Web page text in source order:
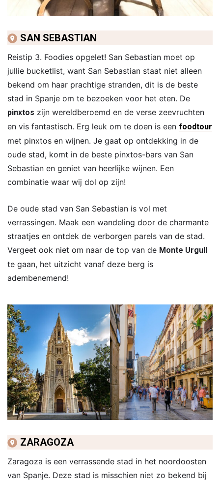
SAN SEBASTIAN
Reistip 3. Foodies opgelet! San Sebastian moet op
jullie bucketlist, want San Sebastian staat niet alleen
bekend om haar prachtige stranden, dit is de beste
stad in Spanje om te bezoeken voor het eten. De
pinxtos zijn wereldberoemd en de verse zeevruchten
en vis fantastisch. Erg leuk om te doen is een foodtour
met pinxtos en wijnen. Je gaat op ontdekking in de
oude stad, komt in de beste pinxtos-bars van San
Sebastian en geniet van heerlijke wijnen. Een
combinatie waar wij dol op zijn!
De oude stad van San Sebastian is vol met
verrassingen. Maak een wandeling door de charmante
straatjes en ontdek de verborgen parels van de stad.
Vergeet ook niet om naar de top van de Monte Urgull
te gaan, het uitzicht vanaf deze berg is
adembenemend!
ZARAGOZA
Zaragoza is een verrassende stad in het noordoosten
van Spanje. Deze stad is misschien niet zo bekend bij